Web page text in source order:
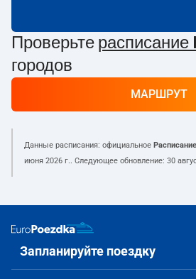
Проверьте расписание
городов
МАРШРУТ
Данные расписания: официальное
июня 2026 г.. Следующее обновление: 30
Запланируйте поездку